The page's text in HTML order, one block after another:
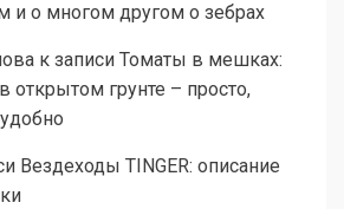
и о многом другом о зебрах
к записи Томаты в мешках:
грунте – просто,
Вездеходы TINGER: описание